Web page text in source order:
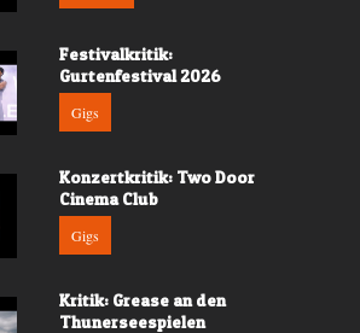
Festivalkritik:
Gurtenfestival 2026
Gigs
Konzertkritik: Two Door
Cinema Club
Gigs
Kritik: Grease an den
Thunerseespielen